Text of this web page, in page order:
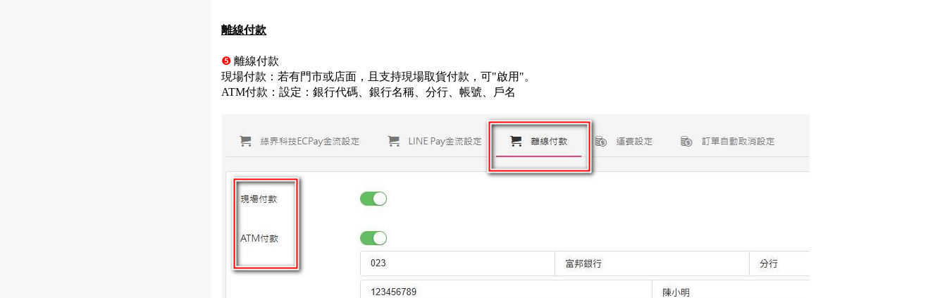
離線付款
❺ 離線付款
現場付款：若有門市或店面，且支持現場取貨付款，可"啟用"。
ATM付款：設定：銀行代碼、銀行名稱、分行、帳號、戶名